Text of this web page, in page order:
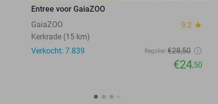
Entree voor GaiaZOO
GaiaZOO
9.2 star
Kerkrade (15 km)
Verkocht: 7.839
Regulier €28,50
€24,50